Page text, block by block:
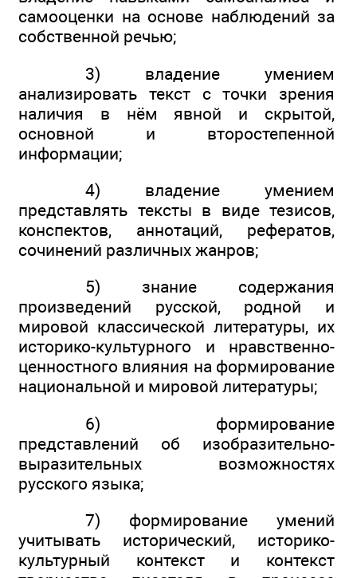
самооценки на основе наблюдений за
собственной речью;
3) владение умением
анализировать текст с точки зрения
наличия в нём явной и скрытой,
основной и второстепенной
информации;
4) владение умением
представлять тексты в виде тезисов,
конспектов, аннотаций, рефератов,
сочинений различных жанров;
5) знание содержания
произведений русской, родной и
мировой классической литературы, их
историко-культурного и нравственно-
ценностного влияния на формирование
национальной и мировой литературы;
6) формирование
представлений об изобразительно-
выразительных возможностях
русского языка;
7) формирование умений
учитывать исторический, историко-
культурный контекст и контекст